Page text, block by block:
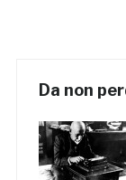
Da non